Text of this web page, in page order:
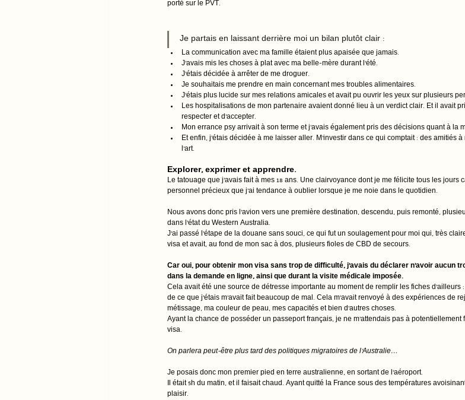
porté sur le PVT.
Je partais en laissant derrière moi un bilan plutôt clair :
La communication avec ma famille étaient plus apaisée que jamais.
J’avais mis les choses à plat avec ma belle-mère durant l’été.
J’étais décidée à arrêter de me droguer.
Je souhaitais me prendre en main concernant mes troubles alimentaires.
J’étais plus lucide sur mes relations amicales et avait pu ouvrir les yeux sur plusieurs
Les hospitalisations de mon partenaire avaient donné lieu à un verdict clair. Et il avait
respecter et d’accepter.
Mon errance psy arrivait à son terme et j’avais également pris des décisions quant à la
Et enfin, j’étais décidée à me laisser aller. M’investir dans ce qui comptait : des amitiés
l’art.
Explorer, exprimer et apprendre.
Le tatouage que j’avais fait à mes 18 ans. Une clairvoyance dont je me félicite tous les jours
personnel précieux que j’ai tendance à oublier lorsque je me noie dans le quotidien.
Nous avons donc pris l’avion vers une première destination, descendu, puis remonté,
dans l’état du Western Australia.
J’ai passé l’étape de la douane sans souci, ce qui fut un soulagement pour moi qui, très
visa et avait, au fond de mon sac à dos, plusieurs fioles de CBD de secours.
Car oui, pour obtenir mon visa sans trop de difficulté, j’avais du déclarer n’avoir aucun
dans la demande en ligne, ainsi que durant la visite médicale imposée.
Cela avait été une source de détresse importante au moment de remplir les fiches d’ailleurs
de ce que j’étais m’avait fait beaucoup de mal. Cela m’avait renvoyé à des expériences de
métissage, ma couleur de peau, mes capacités et bien d’autres choses.
Ayant la chance de posséder un passeport français, je ne m’attendais pas à potentiellement
visa.
On parlera peut-être plus tard des politiques migratoires de l’Australie…
Je posais donc mon premier pied en terre australienne, en sortant de l’aéroport.
Il était 5h du matin, et il faisait chaud. Ayant quitté la France sous des températures
plaisir.